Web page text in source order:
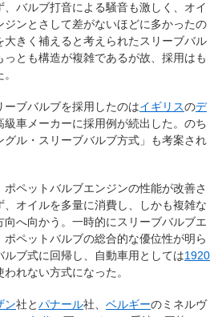
バルブ打音による騒音も激しく、オイ
ンとさして差がないほどに多かったの
きく補えると考えられたスリーブバル
とも構造が複雑であるが故、採用はも
ブバルブを採用したのはイギリスのデ
級車メーカーに採用例が続出した。のち
ル・スリーブバルブ方式」も考案され
ポペットバルブエンジンの性能が改善さ
オイルを多量に消費し、しかも複雑な
へ向かう。一時的にスリーブバルブエ
ペットバルブの総合的な優位性が明ら
ブ式に回帰し、自動車用としては1920
れない方式になった。
ン社とパナール社、 ベルギーのミネルヴ